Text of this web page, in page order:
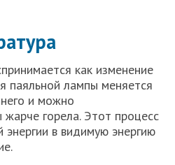
как изменение
паяльной лампы меняется
и можно
жарче горела. Этот процесс
в видимую энергию